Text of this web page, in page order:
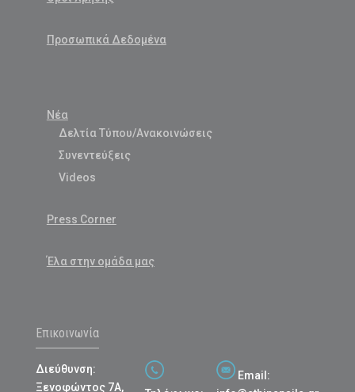
Προσωπικά Δεδομένα
Νέα
Δελτία Τύπου/Ανακοινώσεις
Συνεντεύξεις
Videos
Press Corner
Έλα στην ομάδα μας
Επικοινωνία
Διεύθυνση:
Ξενοφώντος 7Α,
Email: